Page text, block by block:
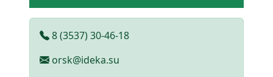
8 (3537) 30-46-18
orsk@ideka.su